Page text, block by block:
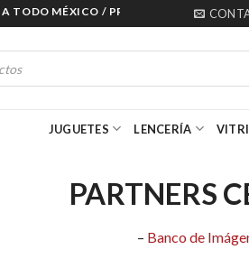
TODO MÉXICO / PRECIOS ESPECIALES
JUGUETES LENCERÍA
PARTNERS
– Banco de